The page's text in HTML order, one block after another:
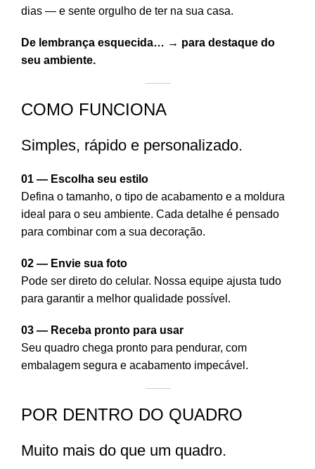
dias — e sente orgulho de ter na sua casa.
De lembrança esquecida… → para destaque do
seu ambiente.
COMO FUNCIONA
Simples, rápido e personalizado.
01 — Escolha seu estilo
Defina o tamanho, o tipo de acabamento e a moldura
ideal para o seu ambiente. Cada detalhe é pensado
para combinar com a sua decoração.
02 — Envie sua foto
Pode ser direto do celular. Nossa equipe ajusta tudo
para garantir a melhor qualidade possível.
03 — Receba pronto para usar
Seu quadro chega pronto para pendurar, com
embalagem segura e acabamento impecável.
POR DENTRO DO QUADRO
Muito mais do que um quadro.